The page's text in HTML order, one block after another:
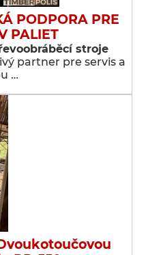
PODPORA PRE
PALIET
stroje
partner pre servis a
…